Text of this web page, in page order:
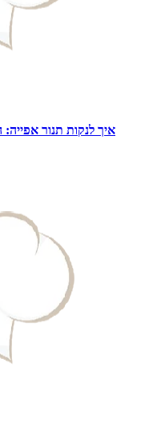
איך לנקות תנור אפייה: